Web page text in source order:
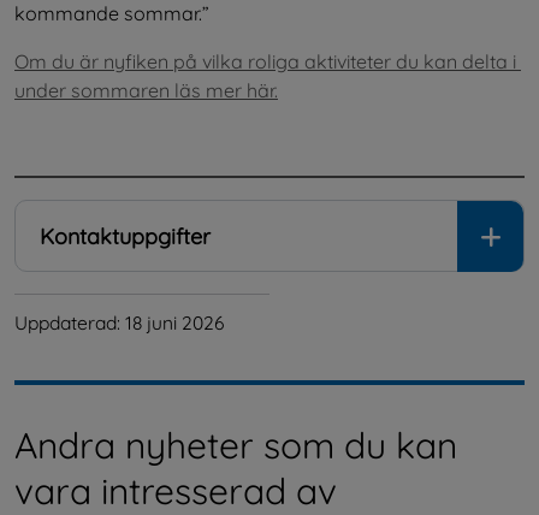
kommande sommar.”
Om du är nyfiken på vilka roliga aktiviteter du kan delta i
under sommaren läs mer här.
Kontaktuppgifter
Uppdaterad: 18 juni 2026
Andra nyheter som du kan
vara intresserad av